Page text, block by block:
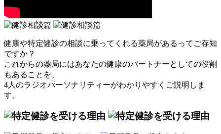
健康や特定健診の相談に乗ってくれる薬局があるってご存知
ですか？
これからの薬局にはあなたの健康のパートナーとしての役割
もあることを、
4人のラジオパーソナリティーがわかりやすくご説明しま
す。